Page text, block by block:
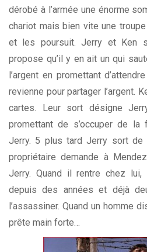
dérobé à l’armée une énorme
chariot mais bien vite une
et les poursuit. Jerry et Ken
propose qu’il y en ait un qui
l’argent en promettant
revienne pour partager l’argent.
cartes. Leur sort désigne
promettant de s’occuper de la
Jerry. 5 plus tard Jerry sort de
propriétaire demande à
Jerry. Quand il rentre chez
depuis des années et déjà
l’assassiner. Quand un homme
prête main forte…